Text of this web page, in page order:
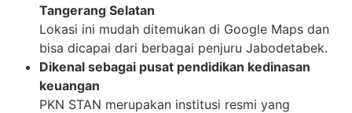
Tangerang Selatan
Lokasi ini mudah ditemukan di Google Maps dan
bisa dicapai dari berbagai penjuru Jabodetabek.
Dikenal sebagai pusat pendidikan kedinasan
keuangan
PKN STAN merupakan institusi resmi yang